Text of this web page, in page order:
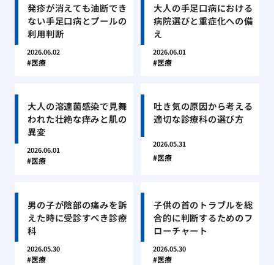
発疹が消えても油断でき
ない手足口病とプールの
利用判断
2026.06.02
医療
大人の手足口病における
病院選びと重症化への備
え
2026.06.01
医療
大人の溶連菌感染で見舞
われた壮絶な痒みと肌の
異変
2026.06.01
医療
吐き気の原因から考える
適切な診療科の選び方
2026.05.31
医療
男の子が陰部の痛みを訴
えた時に受診すべき診療
科
2026.05.30
医療
子供の首のトラブルを総
合的に判断するためのフ
ローチャート
2026.05.30
医療